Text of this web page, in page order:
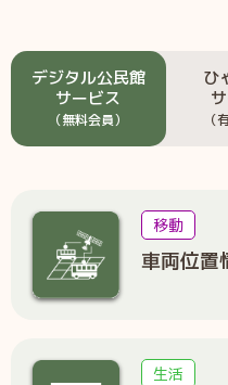
デジタル公民館
サービス
（無料会員）
ひ
（
移動
車両位置
生活